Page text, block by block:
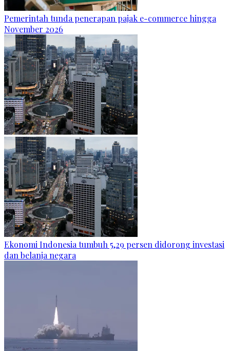
Pemerintah tunda penerapan pajak e-commerce hingga
November 2026
Ekonomi Indonesia tumbuh 5,29 persen didorong investasi
dan belanja negara